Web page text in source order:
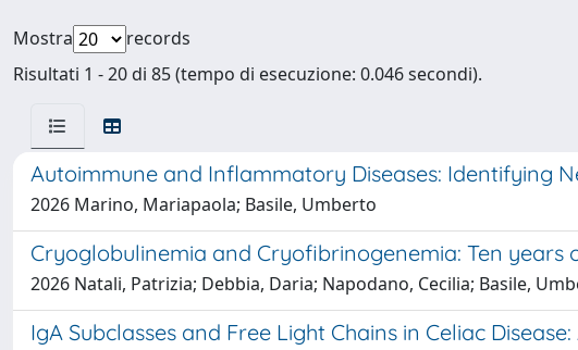
Mostra
records
Risultati 1 - 20 di 85 (tempo di esecuzione: 0.046 secondi).
Autoimmune and Inflammatory Diseases: Identifying
2026 Marino, Mariapaola; Basile, Umberto
Cryoglobulinemia and Cryofibrinogenemia: Ten
2026 Natali, Patrizia; Debbia, Daria; Napodano, Cecilia; Basile,
IgA Subclasses and Free Light Chains in Celiac